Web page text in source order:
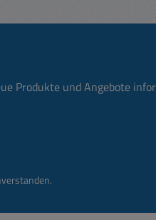
Produkte und Angebote